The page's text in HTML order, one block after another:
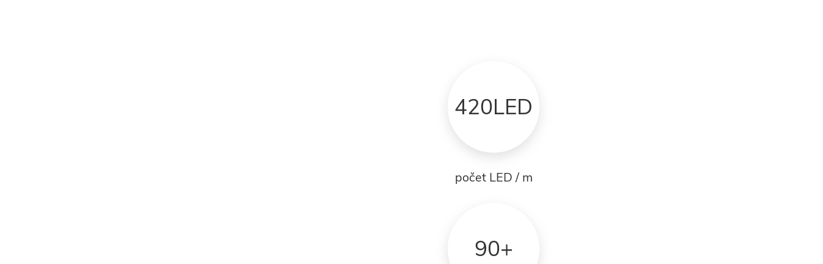
420LED
počet LED / m
90+